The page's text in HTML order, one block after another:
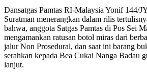
Dansatgas Pamtas RI-Malaysia Yonif 144/
Suratman menerangkan dalam rilis
bahwa, anggota Satgas Pamtas di Pos Sei
mengamankan ratusan botol miras dari
jalur Non Prosedural, dan saat ini barang
serahkan kepada Bea Cukai Nanga Badau
lanjut.